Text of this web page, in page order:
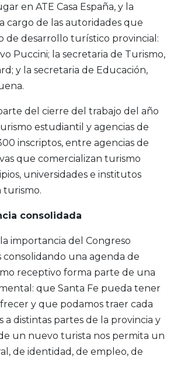
en ATE Casa España, y la
cargo de las autoridades que
de desarrollo turístico provincial:
Puccini; la secretaria de Turismo,
y la secretaria de Educación,
del cierre del trabajo del año
estudiantil y agencias de
inscriptos, entre agencias de
que comercializan turismo
universidades e institutos
turismo.
consolidada
importancia del Congreso
consolidando una agenda de
receptivo forma parte de una
que Santa Fe pueda tener
y que podamos traer cada
a distintas partes de la provincia y
un nuevo turista nos permita un
de identidad, de empleo, de